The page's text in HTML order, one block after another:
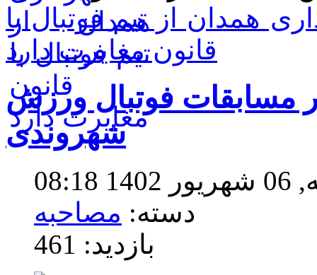
همدان از تیم فوتبال با
قانون مغایرت دارد
هزار و ۲۰۰ نفر در مسابقات فوتبال ورزش
شهروندی
دسته: مصاحبه
بازدید: 461